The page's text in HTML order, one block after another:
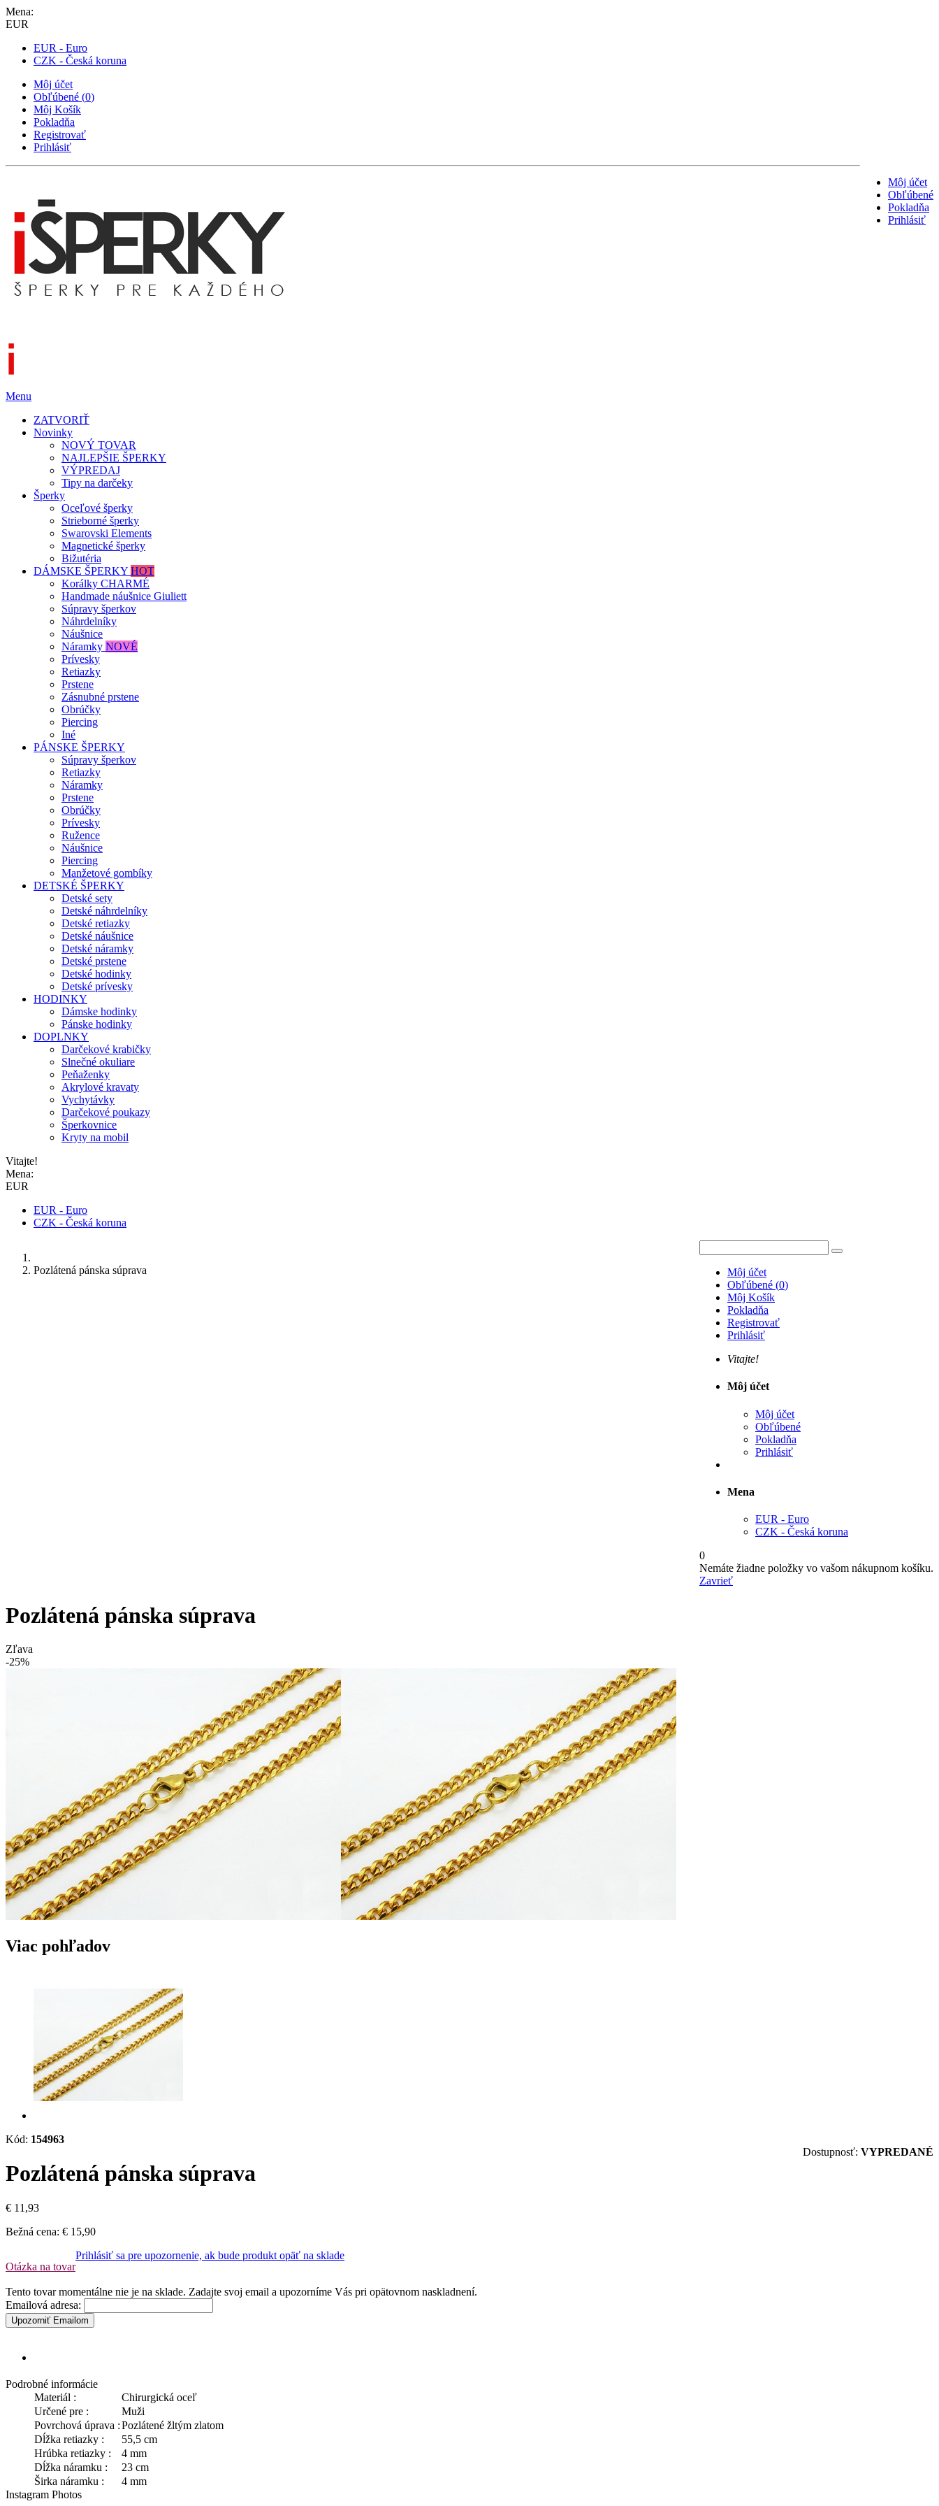
Mena:
EUR
EUR - Euro
CZK - Česká koruna
Môj účet
Obľúbené (0)
Môj Košík
Pokladňa
Registrovať
Prihlásiť
Môj účet
Obľúbené
Pokladňa
Prihlásiť
Menu
ZATVORIŤ
Novinky
NOVÝ TOVAR
NAJLEPŠIE ŠPERKY
VÝPREDAJ
Tipy na darčeky
Šperky
Oceľové šperky
Strieborné šperky
Swarovski Elements
Magnetické šperky
Bižutéria
DÁMSKE ŠPERKY HOT
Korálky CHARMÉ
Handmade náušnice Giuliett
Súpravy šperkov
Náhrdelníky
Náušnice
Náramky NOVÉ
Prívesky
Retiazky
Prstene
Zásnubné prstene
Obrúčky
Piercing
Iné
PÁNSKE ŠPERKY
Súpravy šperkov
Retiazky
Náramky
Prstene
Obrúčky
Prívesky
Ružence
Náušnice
Piercing
Manžetové gombíky
DETSKÉ ŠPERKY
Detské sety
Detské náhrdelníky
Detské retiazky
Detské náušnice
Detské náramky
Detské prstene
Detské hodinky
Detské prívesky
HODINKY
Dámske hodinky
Pánske hodinky
DOPLNKY
Darčekové krabičky
Slnečné okuliare
Peňaženky
Akrylové kravaty
Vychytávky
Darčekové poukazy
Šperkovnice
Kryty na mobil
Vitajte!
Mena:
EUR
EUR - Euro
CZK - Česká koruna
Môj účet
Obľúbené (0)
Môj Košík
Pokladňa
Registrovať
Prihlásiť
Vitajte!
Môj účet
Môj účet
Obľúbené
Pokladňa
Prihlásiť
Mena
EUR - Euro
CZK - Česká koruna
0
Nemáte žiadne položky vo vašom nákupnom košíku.
Zavrieť
Pozlátená pánska súprava
Pozlátená pánska súprava
Zľava
-25%
Viac pohľadov
Kód: 154963
Dostupnosť: VYPREDANÉ
Pozlátená pánska súprava
€ 11,93
Bežná cena: € 15,90
Otázka na tovar
Prihlásiť sa pre upozornenie, ak bude produkt opäť na sklade
Tento tovar momentálne nie je na sklade. Zadajte svoj email a upozorníme Vás pri opätovnom naskladnení.
Emailová adresa:
Upozorniť Emailom
Podrobné informácie
Materiál :
Chirurgická oceľ
Určené pre :
Muži
Povrchová úprava :Pozlátené žltým zlatom
Dĺžka retiazky :
55,5 cm
Hrúbka retiazky :
4 mm
Dĺžka náramku :
23 cm
Širka náramku :
4 mm
Instagram Photos